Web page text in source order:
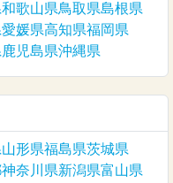
和歌山県鳥取県島根県
愛媛県高知県福岡県
鹿児島県沖縄県
山形県福島県茨城県
神奈川県新潟県富山県